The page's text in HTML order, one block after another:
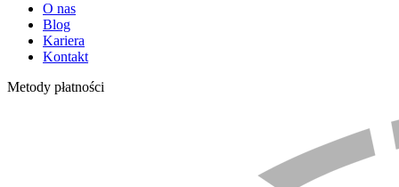
O nas
Blog
Kariera
Kontakt
Metody płatności